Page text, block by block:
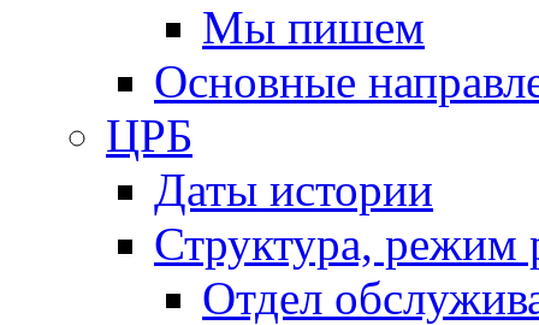
Мы пишем
Основные
ЦРБ
Даты истории
Структура, режим
Отдел